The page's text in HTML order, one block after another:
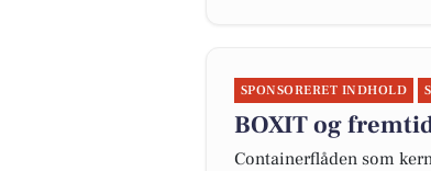
SPONSORERET INDHOLD
BOXIT og
Containerflåden som